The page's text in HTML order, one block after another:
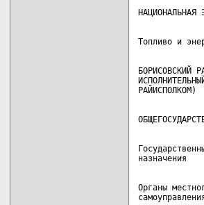
БОРИСОВСКИЙ
Органы